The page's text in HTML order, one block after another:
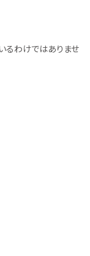
るわけではありませ